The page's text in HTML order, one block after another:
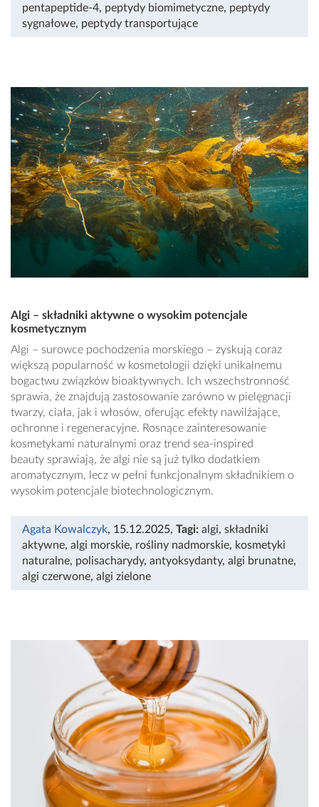
pentapeptide-4, peptydy biomimetyczne, peptydy
sygnałowe, peptydy transportujące
Algi – składniki aktywne o wysokim potencjale
kosmetycznym
Algi – surowce pochodzenia morskiego – zyskują coraz
większą popularność w kosmetologii dzięki unikalnemu
bogactwu związków bioaktywnych. Ich wszechstronność
sprawia, że znajdują zastosowanie zarówno w pielęgnacji
twarzy, ciała, jak i włosów, oferując efekty nawilżające,
ochronne i regeneracyjne. Rosnące zainteresowanie
kosmetykami naturalnymi oraz trend sea-inspired
beauty sprawiają, że algi nie są już tylko dodatkiem
aromatycznym, lecz w pełni funkcjonalnym składnikiem o
wysokim potencjale biotechnologicznym.
Agata Kowalczyk, 15.12.2025, Tagi: algi, składniki
aktywne, algi morskie, rośliny nadmorskie, kosmetyki
naturalne, polisacharydy, antyoksydanty, algi brunatne,
algi czerwone, algi zielone